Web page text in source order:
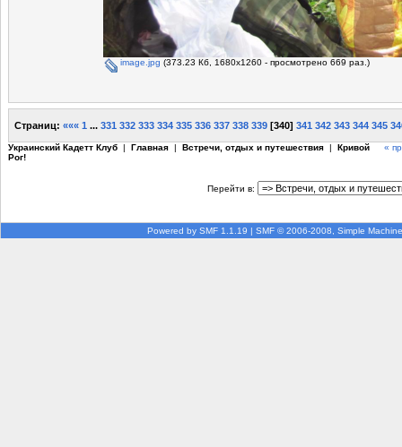
image.jpg (373.23 Кб, 1680x1260 - просмотрено 669 раз.)
Страниц: ««« 1 ... 331 332 333 334 335 336 337 338 339 [340] 341 342 343 344 345
Украинский Кадетт Клуб | Главная | Встречи, отдых и путешествия | Кривой
Рог!
«
Перейти в:
Powered by SMF 1.1.19 | SMF © 2006-2008, Simple